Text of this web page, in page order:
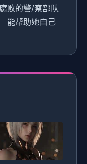
败的警/察部队
能帮助她自己